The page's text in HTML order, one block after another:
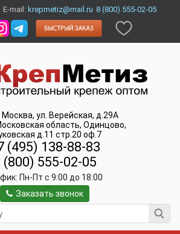
E-mail: krepmetiz@mail.ru 8 (800) 555-02-05
Москва, ул. Верейская, д.29А
область, Одинцово,
д.11 стр.20 оф.7
(495) 138-88-83
(800) 555-02-05
Пн-Пт c 9:00 до 18:00
Заказать звонок